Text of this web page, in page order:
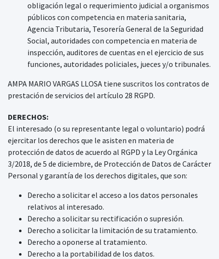
obligación legal o requerimiento judicial a organismos
públicos con competencia en materia sanitaria,
Agencia Tributaria, Tesorería General de la Seguridad
Social, autoridades con competencia en materia de
inspección, auditores de cuentas en el ejercicio de sus
funciones, autoridades policiales, jueces y/o tribunales.
AMPA MARIO VARGAS LLOSA tiene suscritos los contratos de
prestación de servicios del artículo 28 RGPD.
DERECHOS:
El interesado (o su representante legal o voluntario) podrá
ejercitar los derechos que le asisten en materia de
protección de datos de acuerdo al RGPD y la Ley Orgánica
3/2018, de 5 de diciembre, de Protección de Datos de Carácter
Personal y garantía de los derechos digitales, que son:
Derecho a solicitar el acceso a los datos personales
relativos al interesado.
Derecho a solicitar su rectificación o supresión.
Derecho a solicitar la limitación de su tratamiento.
Derecho a oponerse al tratamiento.
Derecho a la portabilidad de los datos.